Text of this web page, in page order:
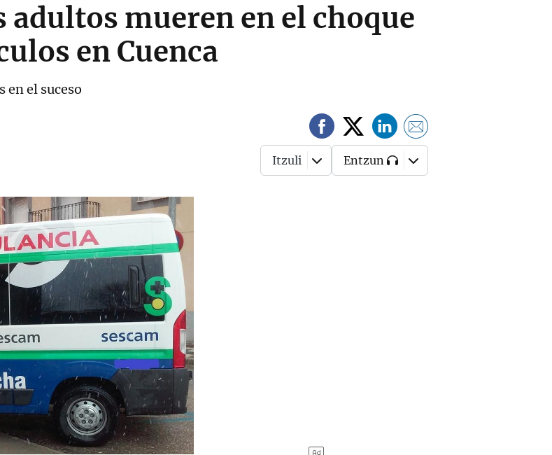
adultos mueren en el choque
en Cuenca
en el suceso
Itzuli Entzun